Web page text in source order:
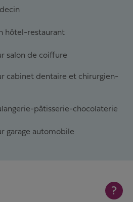
hôtel-restaurant
salon de coiffure
cabinet dentaire et chirurgien-
pâtisserie-chocolaterie
garage automobile
?